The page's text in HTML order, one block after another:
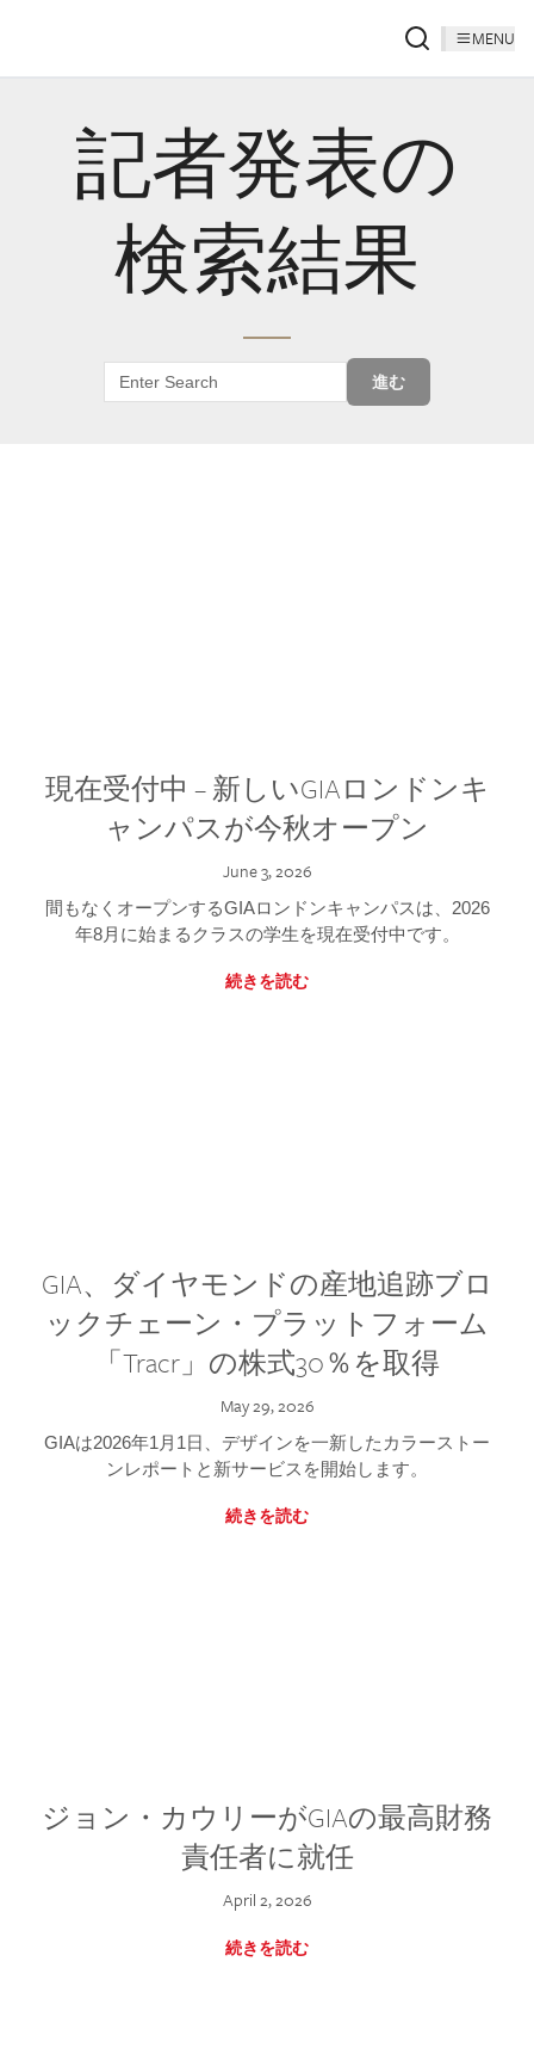
MENU
記者発表の
検索結果
進む
現在受付中 – 新しいGIAロンドンキ
ャンパスが今秋オープン
June 3, 2026
間もなくオープンするGIAロンドンキャンパスは、2026
年8月に始まるクラスの学生を現在受付中です。
続きを読む
GIA、ダイヤモンドの産地追跡ブロ
ックチェーン・プラットフォーム
「Tracr」の株式30％を取得
May 29, 2026
GIAは2026年1月1日、デザインを一新したカラーストー
ンレポートと新サービスを開始します。
続きを読む
ジョン・カウリーがGIAの最高財務
責任者に就任
April 2, 2026
続きを読む